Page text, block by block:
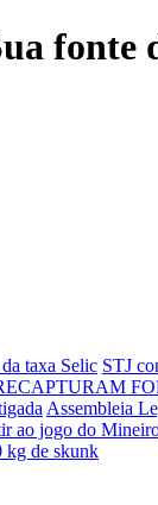
fonte
taxa Selic STJ
Assembleia
ao jogo do
kg de skunk